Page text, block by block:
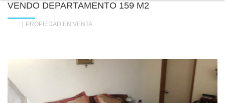
VENDO DEPARTAMENTO 159 M2
PROPIEDAD EN VENTA